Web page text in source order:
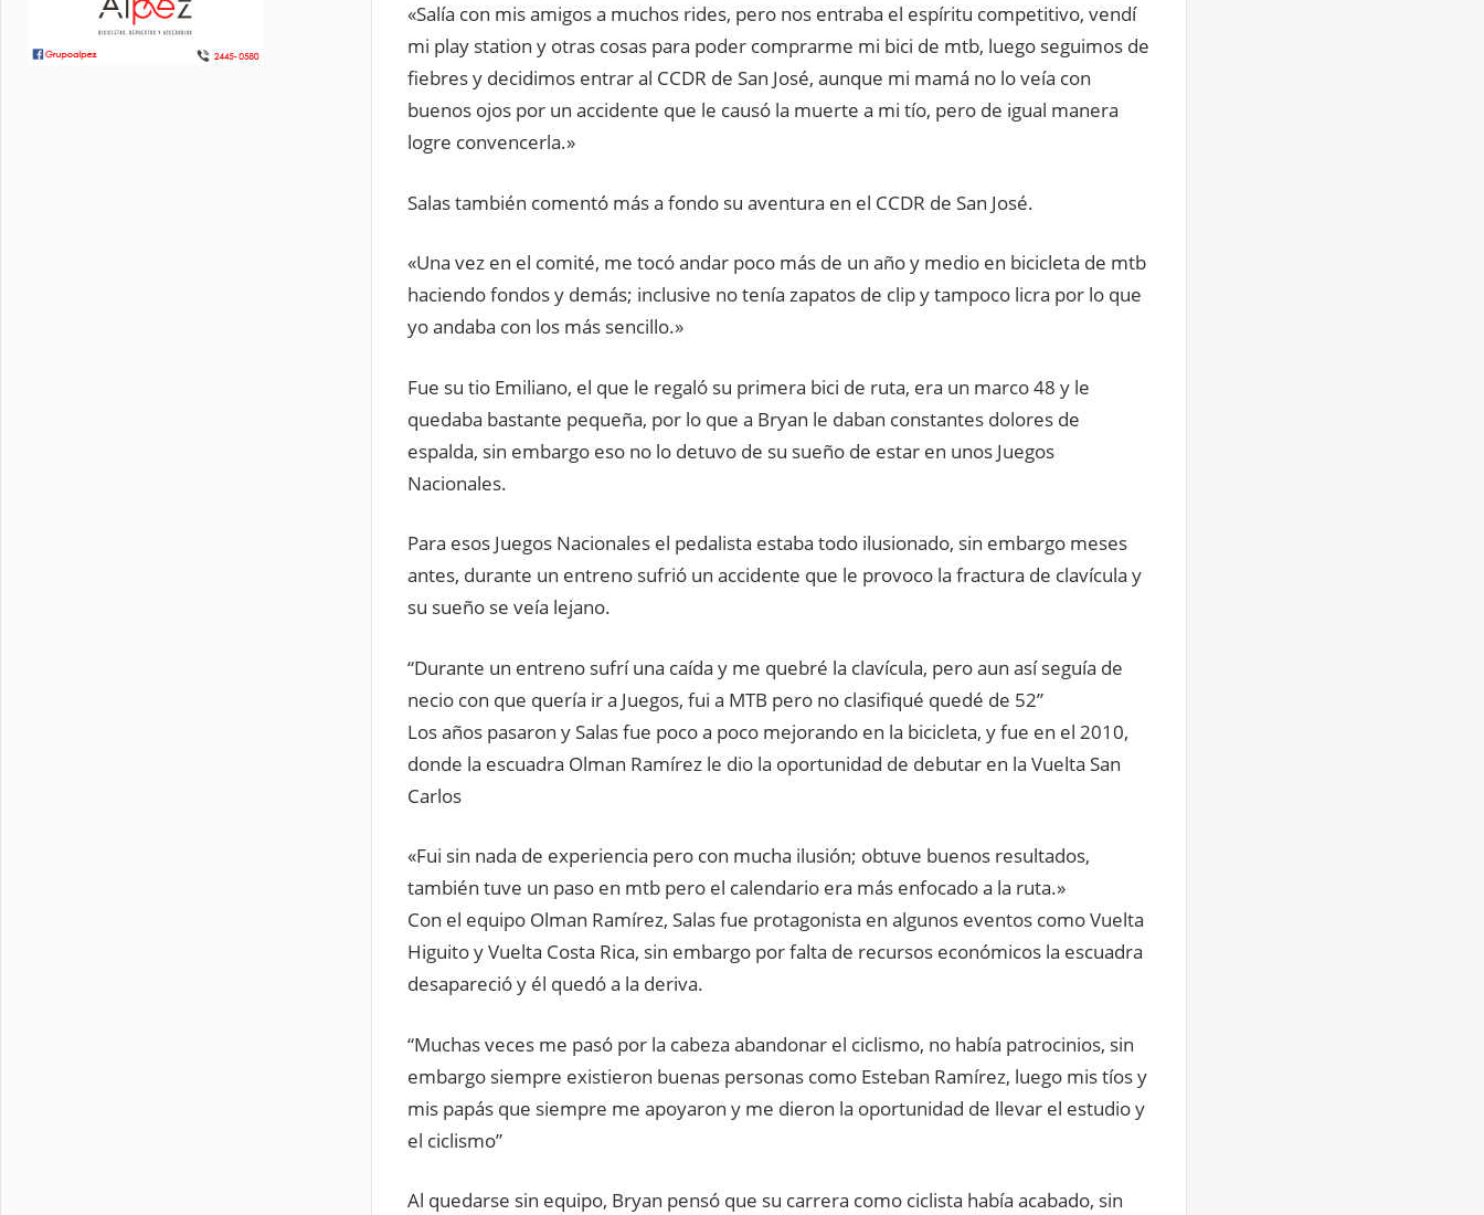
«Salía con mis amigos a muchos rides, pero nos entraba el espíritu competitivo, vendí
mi play station y otras cosas para poder comprarme mi bici de mtb, luego seguimos de
fiebres y decidimos entrar al CCDR de San José, aunque mi mamá no lo veía con
buenos ojos por un accidente que le causó la muerte a mi tío, pero de igual manera
logre convencerla.»
Salas también comentó más a fondo su aventura en el CCDR de San José.
«Una vez en el comité, me tocó andar poco más de un año y medio en bicicleta de mtb
haciendo fondos y demás; inclusive no tenía zapatos de clip y tampoco licra por lo que
yo andaba con los más sencillo.»
Fue su tio Emiliano, el que le regaló su primera bici de ruta, era un marco 48 y le
quedaba bastante pequeña, por lo que a Bryan le daban constantes dolores de
espalda, sin embargo eso no lo detuvo de su sueño de estar en unos Juegos
Nacionales.
Para esos Juegos Nacionales el pedalista estaba todo ilusionado, sin embargo meses
antes, durante un entreno sufrió un accidente que le provoco la fractura de clavícula y
su sueño se veía lejano.
“Durante un entreno sufrí una caída y me quebré la clavícula, pero aun así seguía de
necio con que quería ir a Juegos, fui a MTB pero no clasifiqué quedé de 52”
Los años pasaron y Salas fue poco a poco mejorando en la bicicleta, y fue en el 2010,
donde la escuadra Olman Ramírez le dio la oportunidad de debutar en la Vuelta San
Carlos
«Fui sin nada de experiencia pero con mucha ilusión; obtuve buenos resultados,
también tuve un paso en mtb pero el calendario era más enfocado a la ruta.»
Con el equipo Olman Ramírez, Salas fue protagonista en algunos eventos como Vuelta
Higuito y Vuelta Costa Rica, sin embargo por falta de recursos económicos la escuadra
desapareció y él quedó a la deriva.
“Muchas veces me pasó por la cabeza abandonar el ciclismo, no había patrocinios, sin
embargo siempre existieron buenas personas como Esteban Ramírez, luego mis tíos y
mis papás que siempre me apoyaron y me dieron la oportunidad de llevar el estudio y
el ciclismo”
Al quedarse sin equipo, Bryan pensó que su carrera como ciclista había acabado, sin